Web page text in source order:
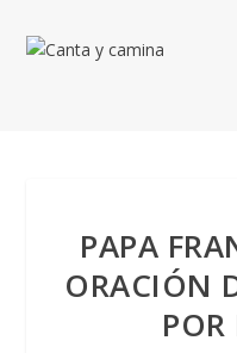
PAPA
ORACIÓN